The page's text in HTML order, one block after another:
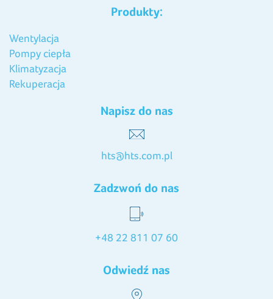
Produkty:
Wentylacja
Pompy ciepła
Klimatyzacja
Rekuperacja
Napisz do nas
hts@hts.com.pl
Zadzwoń do nas
+48 22 811 07 60
Odwiedź nas